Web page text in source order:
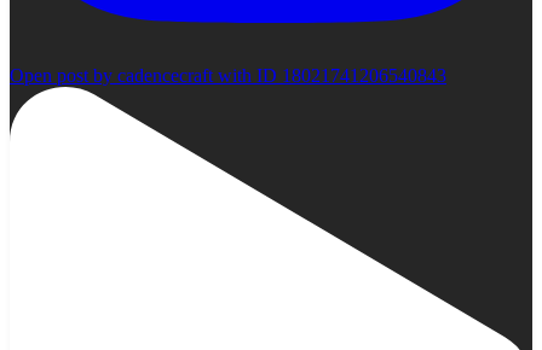
Open post by cadencecraft with ID 18021741206540843